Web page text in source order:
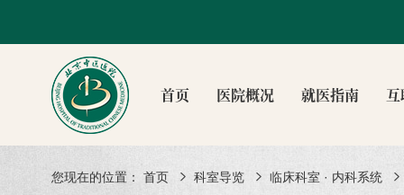
首页 医院概况 就医指南
您现在的位置： 首页 科室导览 临床科室 · 内科系统